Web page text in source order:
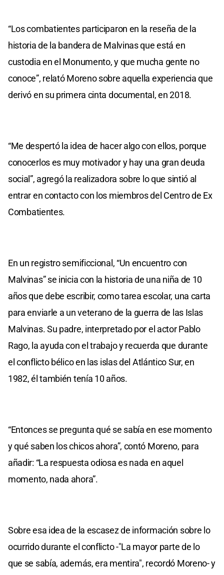
“Los combatientes participaron en la reseña de la
historia de la bandera de Malvinas que está en
custodia en el Monumento, y que mucha gente no
conoce”, relató Moreno sobre aquella experiencia que
derivó en su primera cinta documental, en 2018.
“Me despertó la idea de hacer algo con ellos, porque
conocerlos es muy motivador y hay una gran deuda
social”, agregó la realizadora sobre lo que sintió al
entrar en contacto con los miembros del Centro de Ex
Combatientes.
En un registro semificcional, “Un encuentro con
Malvinas” se inicia con la historia de una niña de 10
años que debe escribir, como tarea escolar, una carta
para enviarle a un veterano de la guerra de las Islas
Malvinas. Su padre, interpretado por el actor Pablo
Rago, la ayuda con el trabajo y recuerda que durante
el conflicto bélico en las islas del Atlántico Sur, en
1982, él también tenía 10 años.
“Entonces se pregunta qué se sabía en ese momento
y qué saben los chicos ahora”, contó Moreno, para
añadir: “La respuesta odiosa es nada en aquel
momento, nada ahora”.
Sobre esa idea de la escasez de información sobre lo
ocurrido durante el conflicto -"La mayor parte de lo
que se sabía, además, era mentira", recordó Moreno- y